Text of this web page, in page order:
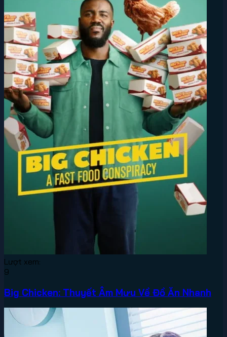
Lượt xem:
9
Big Chicken: Thuyết Âm Mưu Về Đồ Ăn Nhanh